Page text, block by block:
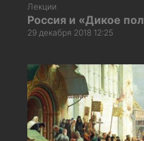
Лекции
Россия и «Дикое
29 декабря 2018 12:25